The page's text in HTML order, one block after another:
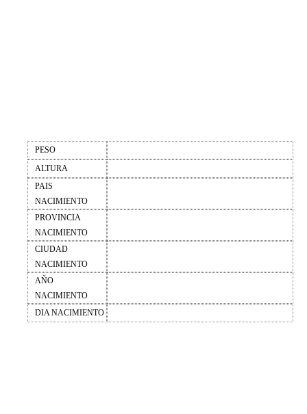
PESO
ALTURA
PAIS
NACIMIENTO
PROVINCIA
NACIMIENTO
CIUDAD
NACIMIENTO
AÑO
NACIMIENTO
DIA NACIMIENTO